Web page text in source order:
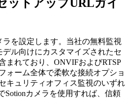
ットアップURLガイ
ラを設定します。当社の無料監視
デル向けにカスタマイズされたセ
まれており、ONVIFおよびRTSP
ォーム全体で柔軟な接続オプショ
キュリティオフィス監視のいずれ
Sotionカメラを使用すれば、信頼